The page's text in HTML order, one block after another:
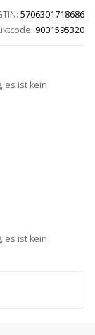
5706301718686
9001595320
es ist kein
es ist kein